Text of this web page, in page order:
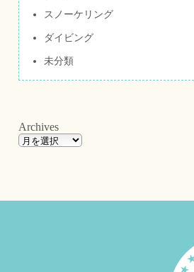
スノーケリング
ダイビング
未分類
Archives